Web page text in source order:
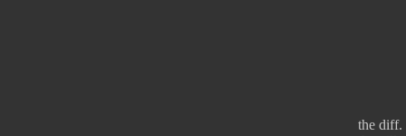
the diff.